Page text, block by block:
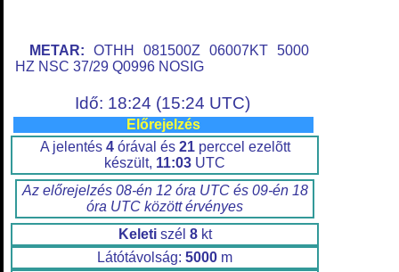
METAR: OTHH 081500Z 06007KT 5000
HZ NSC 37/29 Q0996 NOSIG
Idő: 18:24 (15:24 UTC)
Előrejelzés
A jelentés 4órával és 21perccel ezelõtt
készült, 11:03 UTC
Az előrejelzés 08-én 12 óra UTC és 09-én 18
óra UTC között érvényes
Keletiszél 8kt
Látótávolság: 5000 m